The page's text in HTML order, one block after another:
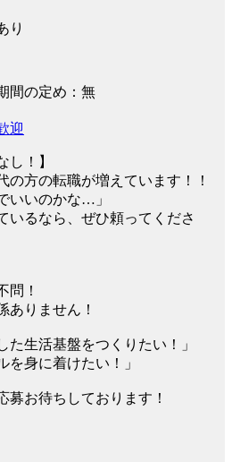
り
間の定め：無
迎
し！】
の方の転職が増えています！！
いいのかな…」
いるなら、ぜひ頼ってくださ
問！
ありません！
た生活基盤をつくりたい！」
を身に着けたい！」
募お待ちしております！